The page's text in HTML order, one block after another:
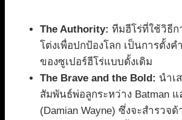
The Authority: ทีมฮีโร่ที่ใช้วิธีก
โต่งเพื่อปกป้องโลก เป็นการตั้ง
ของซูเปอร์ฮีโร่แบบดั้งเดิม
The Brave and the Bold: นำเ
สัมพันธ์พ่อลูกระหว่าง Batman แ
(Damian Wayne) ซึ่งจะสำรวจ